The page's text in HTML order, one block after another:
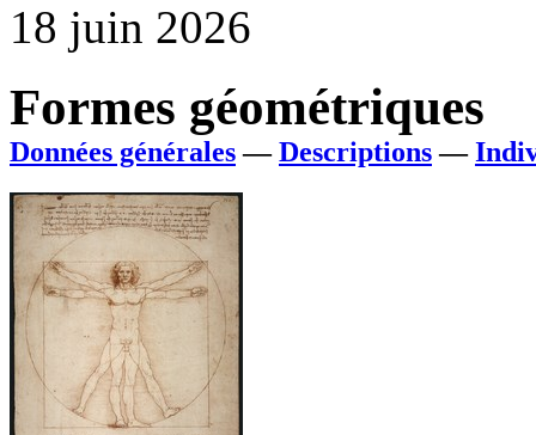
18 juin 2026
Formes géométriques
Données générales—Descriptions—